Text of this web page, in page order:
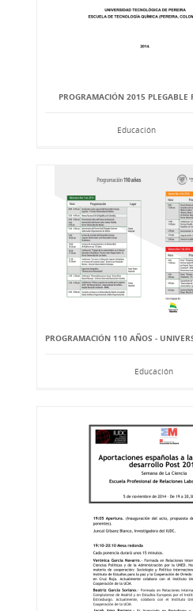
PROGRAMACIÓN 2015 PLEGABLE
Educación
PROGRAMACIÓN 110 AÑOS -
Educación